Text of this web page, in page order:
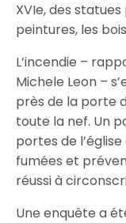
XVIe, des
peintures, les
L’incendie –
Michele Leon –
près de la porte
toute la nef. Un
portes de
fumées et
réussi à
Une enquête a